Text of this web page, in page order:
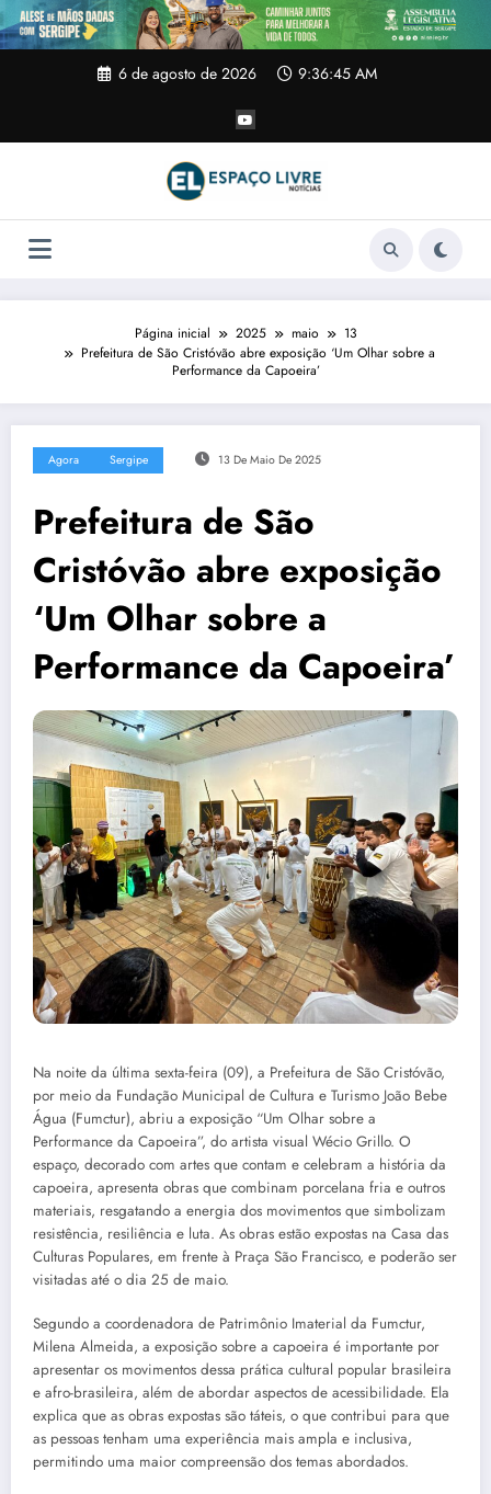
Pular
para
o
6 de agosto de 2026 9:36:45 AM
Página inicial 2025 maio
13
Prefeitura de São Cristóvão abre exposição ‘Um Olhar sobre a
Performance da Capoeira’
Agora Sergipe 13 De Maio De 2025
Prefeitura de São
Cristóvão abre exposição
‘Um Olhar sobre a
Performance da Capoeira’
Na noite da última sexta-feira (09), a Prefeitura de São Cristóvão,
por meio da Fundação Municipal de Cultura e Turismo João Bebe
Água (Fumctur), abriu a exposição “Um Olhar sobre a
Performance da Capoeira”, do artista visual Wécio Grillo. O
espaço, decorado com artes que contam e celebram a história da
capoeira, apresenta obras que combinam porcelana fria e outros
materiais, resgatando a energia dos movimentos que simbolizam
resistência, resiliência e luta. As obras estão expostas na Casa das
Culturas Populares, em frente à Praça São Francisco, e poderão ser
visitadas até o dia 25 de maio.
Segundo a coordenadora de Patrimônio Imaterial da Fumctur,
Milena Almeida, a exposição sobre a capoeira é importante por
apresentar os movimentos dessa prática cultural popular brasileira
e afro-brasileira, além de abordar aspectos de acessibilidade. Ela
explica que as obras expostas são táteis, o que contribui para que
as pessoas tenham uma experiência mais ampla e inclusiva,
permitindo uma maior compreensão dos temas abordados.